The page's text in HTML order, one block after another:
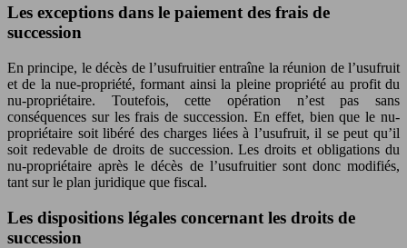
Les exceptions dans le paiement des frais de
succession
En principe, le décès de l’usufruitier entraîne la réunion de l’usufruit
et de la nue-propriété, formant ainsi la pleine propriété au profit du
nu-propriétaire. Toutefois, cette opération n’est pas sans
conséquences sur les frais de succession. En effet, bien que le nu-
propriétaire soit libéré des charges liées à l’usufruit, il se peut qu’il
soit redevable de droits de succession. Les droits et obligations du
nu-propriétaire après le décès de l’usufruitier sont donc modifiés,
tant sur le plan juridique que fiscal.
Les dispositions légales concernant les droits de
succession